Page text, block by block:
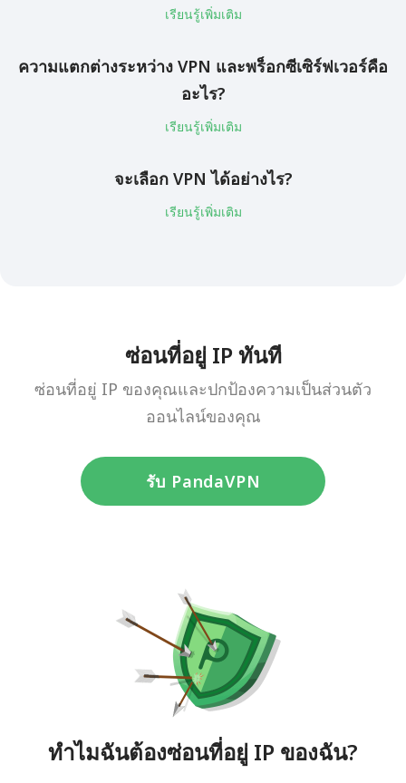
เรียนรู้เพิ่มเติม
ความแตกต่างระหว่าง VPN และพร็อกซีเซิร์ฟเวอร์คือ
อะไร?
เรียนรู้เพิ่มเติม
จะเลือก VPN ได้อย่างไร?
เรียนรู้เพิ่มเติม
ซ่อนที่อยู่ IP ทันที
ซ่อนที่อยู่ IP ของคุณและปกป้องความเป็นส่วนตัว
ออนไลน์ของคุณ
รับ PandaVPN
ทำไมฉันต้องซ่อนที่อยู่ IP ของฉัน?